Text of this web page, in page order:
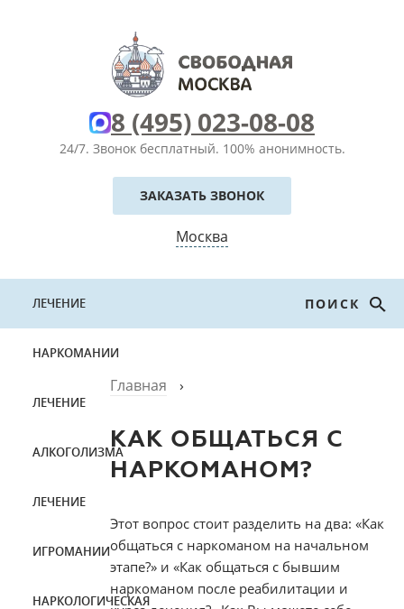
8 (495) 023-08-08
24/7. Звонок бесплатный. 100% анонимность.
ЗАКАЗАТЬ ЗВОНОК
Москва
ЛЕЧЕНИЕ
НАРКОМАНИИ
ЛЕЧЕНИЕ
АЛКОГОЛИЗМА
ЛЕЧЕНИЕ
ИГРОМАНИИ
НАРКОЛОГИЧЕСКАЯ
ПОИСК
Главная ›
КАК ОБЩАТЬСЯ С
НАРКОМАНОМ?
Этот вопрос стоит разделить на два: «Как
общаться с наркоманом на начальном
этапе?» и «Как общаться с бывшим
наркоманом после реабилитации и